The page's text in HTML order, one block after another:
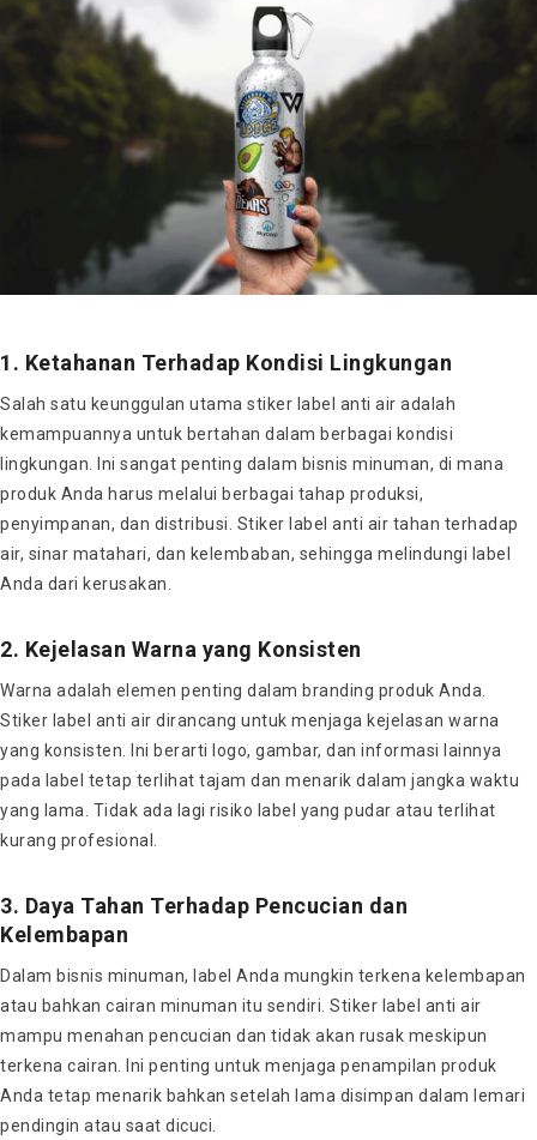
1. Ketahanan Terhadap Kondisi Lingkungan
Salah satu keunggulan utama stiker label anti air adalah
kemampuannya untuk bertahan dalam berbagai kondisi
lingkungan. Ini sangat penting dalam bisnis minuman, di mana
produk Anda harus melalui berbagai tahap produksi,
penyimpanan, dan distribusi. Stiker label anti air tahan terhadap
air, sinar matahari, dan kelembaban, sehingga melindungi label
Anda dari kerusakan.
2. Kejelasan Warna yang Konsisten
Warna adalah elemen penting dalam branding produk Anda.
Stiker label anti air dirancang untuk menjaga kejelasan warna
yang konsisten. Ini berarti logo, gambar, dan informasi lainnya
pada label tetap terlihat tajam dan menarik dalam jangka waktu
yang lama. Tidak ada lagi risiko label yang pudar atau terlihat
kurang profesional.
3. Daya Tahan Terhadap Pencucian dan
Kelembapan
Dalam bisnis minuman, label Anda mungkin terkena kelembapan
atau bahkan cairan minuman itu sendiri. Stiker label anti air
mampu menahan pencucian dan tidak akan rusak meskipun
terkena cairan. Ini penting untuk menjaga penampilan produk
Anda tetap menarik bahkan setelah lama disimpan dalam lemari
pendingin atau saat dicuci.